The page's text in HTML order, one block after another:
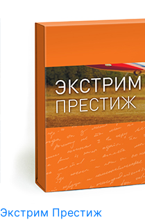
Экстрим Престиж